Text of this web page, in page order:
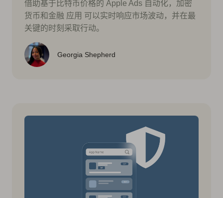
借助基于比特币价格的 Apple Ads 自动化，加密
货币和金融 应用 可以实时响应市场波动，并在最
关键的时刻采取行动。
Georgia Shepherd